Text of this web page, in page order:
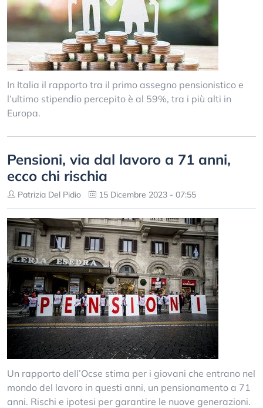
In Italia il rapporto tra il primo assegno pensionistico e
l’ultimo stipendio percepito è al 59%, tra i più alti in
Europa.
Pensioni, via dal lavoro a 71 anni,
ecco chi rischia
Patrizia Del Pidio 15 Dicembre 2023 - 07:55
Un rapporto dell’Ocse stima per i giovani che entrano nel
mondo del lavoro in questi anni, un pensionamento a 71
anni. Rischi e ipotesi per garantire le nuove generazioni.